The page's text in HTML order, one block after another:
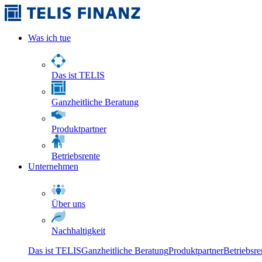
Was ich tue
Das ist TELIS
Ganzheitliche Beratung
Produktpartner
Betriebsrente
Unternehmen
Über uns
Nachhaltigkeit
Das ist TELISGanzheitliche BeratungProduktpartner